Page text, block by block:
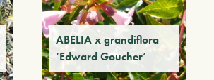
ABELIA x grandiflora
‘Edward Goucher’